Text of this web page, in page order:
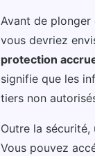
Avant de plonger
vous devriez
protection
signifie que les
tiers non
Outre la sécurité,
Vous pouvez